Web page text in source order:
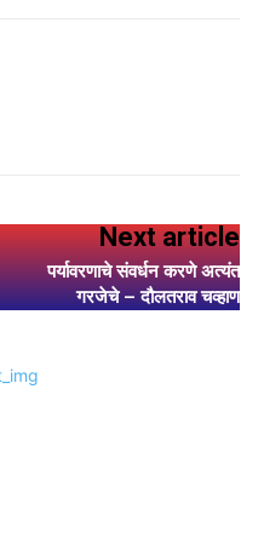
Next article
पर्यावरणाचे संवर्धन करणे अत्यंत
गरजेचे – दौलतराव चव्हाण